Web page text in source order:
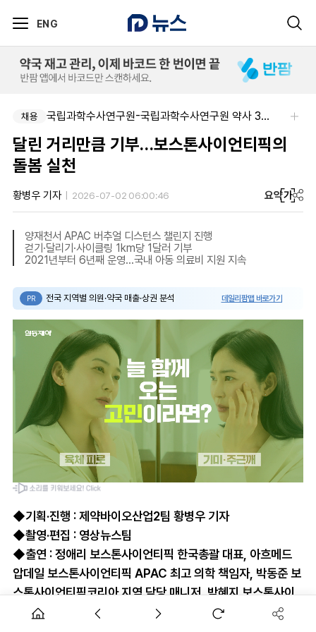
ENG
채용 국립과학수사연구원-국립과학수사연구원 약사 3명 채용
달린 거리만큼 기부…보스톤사이언티픽의
돌봄 실천
황병우 기자 2026-07-02 06:00:46 요약가
양재천서 APAC 버추얼 디스턴스 챌린지 진행
걷기·달리기·사이클링 1km당 1달러 기부
2021년부터 6년째 운영…국내 아동 의료비 지원 지속
PR 전국 지역별 의원·약국 매출·상권 분석 데일리팜맵 바로가기
◆기획·진행 : 제약바이오산업2팀 황병우 기자
◆촬영·편집 : 영상뉴스팀
◆출연 : 정애리 보스톤사이언티픽 한국총괄 대표, 아흐메드
압데일 보스톤사이언티픽 APAC 최고 의학 책임자, 박동준 보
스톤사이언티픽코리아 지역 담당 매니저, 박혜지 보스톤사이
언티픽코리아 커뮤니케이션 담당